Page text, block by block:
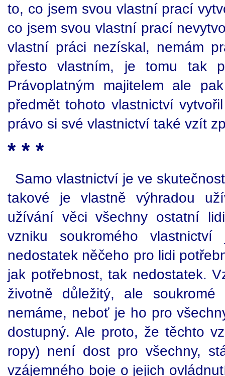
to, co jsem svou vlastní prací
co jsem svou vlastní prací
vlastní práci nezískal, nemám
přesto vlastním, je tomu tak
Právoplatným majitelem ale
předmět tohoto vlastnictví
právo si své vlastnictví také vzít
* * *
Samo vlastnictví je ve
takové je vlastně výhradou
užívání věci všechny ostatní
vzniku soukromého
nedostatek něčeho pro lidi
jak potřebnost, tak nedostatek.
životně důležitý, ale soukromé
nemáme, neboť je ho pro
dostupný. Ale proto, že těchto
ropy) není dost pro všechny,
vzájemného boje o jejich